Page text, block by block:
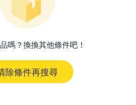
嗎？換換其他條件吧！
除條件再搜尋